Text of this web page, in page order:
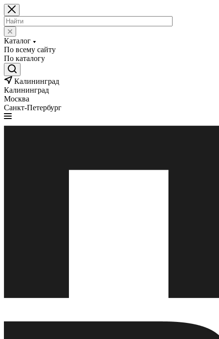
Каталог
По всему сайту
По каталогу
Калининград
Калининград
Москва
Санкт-Петербург